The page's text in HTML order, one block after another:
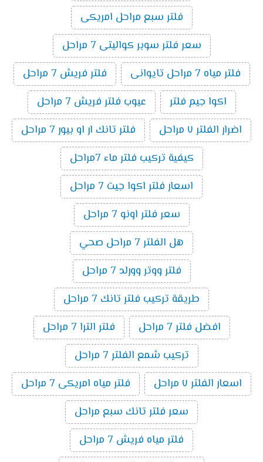
فلتر سبع مراحل امريكى
سعر فلتر سوبر كواليتى 7 مراحل
فلتر مياه 7 مراحل تايوانى
فلتر فريش 7 مراحل
اكوا جيم فلتر
عيوب فلتر فريش 7 مراحل
اضرار الفلتر ٧ مراحل
فلتر تانك ار او بيور 7 مراحل
كيفية تركيب فلتر ماء 7مراحل
اسعار فلتر اكوا جيت 7 مراحل
سعر فلتر اونو 7 مراحل
هل الفلتر 7 مراحل صحي
فلتر ووتر وورلد 7 مراحل
طريقة تركيب فلتر تانك 7 مراحل
افضل فلتر 7 مراحل
فلتر الترا 7 مراحل
تركيب شمع الفلتر 7 مراحل
اسعار الفلتر ٧ مراحل
فلتر مياه امريكى 7 مراحل
سعر فلتر تانك سبع مراحل
فلتر مياه فريش 7 مراحل